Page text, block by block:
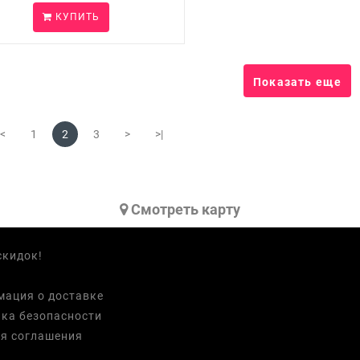
КУПИТЬ
Показать еще
< 1 2 3 > >|
Cмотреть карту
о доставке
безопасности
соглашения